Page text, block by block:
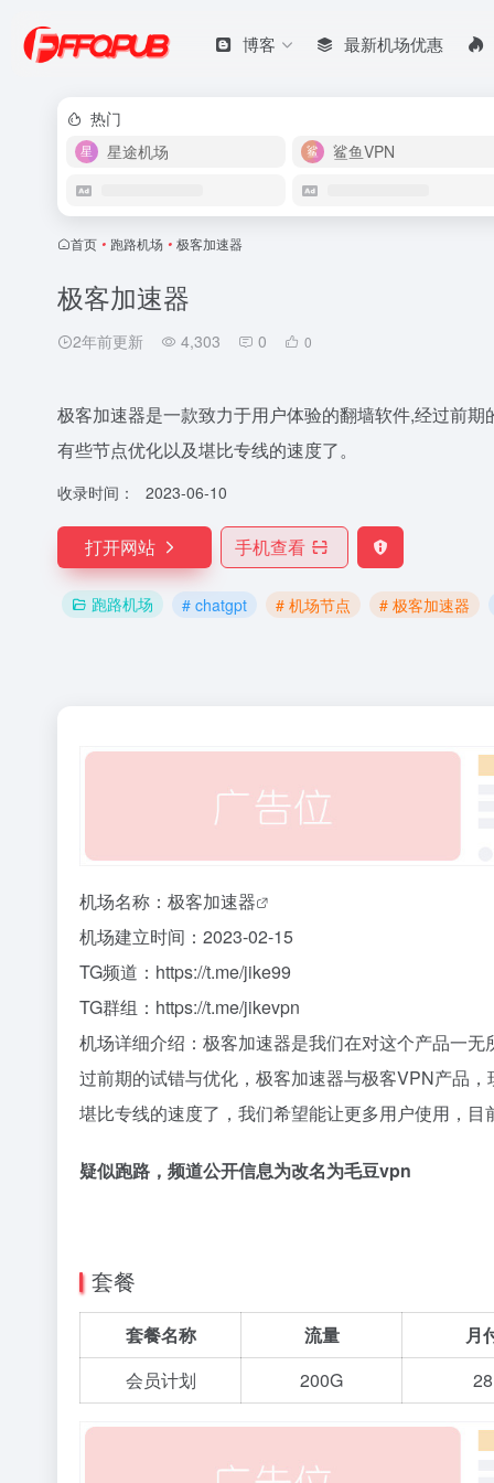
博客 最新机场优惠
热门
星途机场
鲨鱼VPN
首页 • 跑路机场 • 极客加速器
极客加速器
2年前更新 4,303 0 0
极客加速器是一款致力于用户体验的翻墙软件,经过前
有些节点优化以及堪比专线的速度了。
收录时间： 2023-06-10
打开网站 手机查看
跑路机场 # chatgpt # 机场节点 # 极客加速器
机场名称： 极客加速器
机场建立时间：2023-02-15
TG频道：https://t.me/jike99
TG群组：https://t.me/jikevpn
机场详细介绍：极客加速器是我们在对这个产品一
过前期的试错与优化，极客加速器与极客VPN产品
堪比专线的速度了，我们希望能让更多用户使用，
疑似跑路，频道公开信息为改名为毛豆vpn
套餐
套餐名称 流量
月
会员计划
200G 28